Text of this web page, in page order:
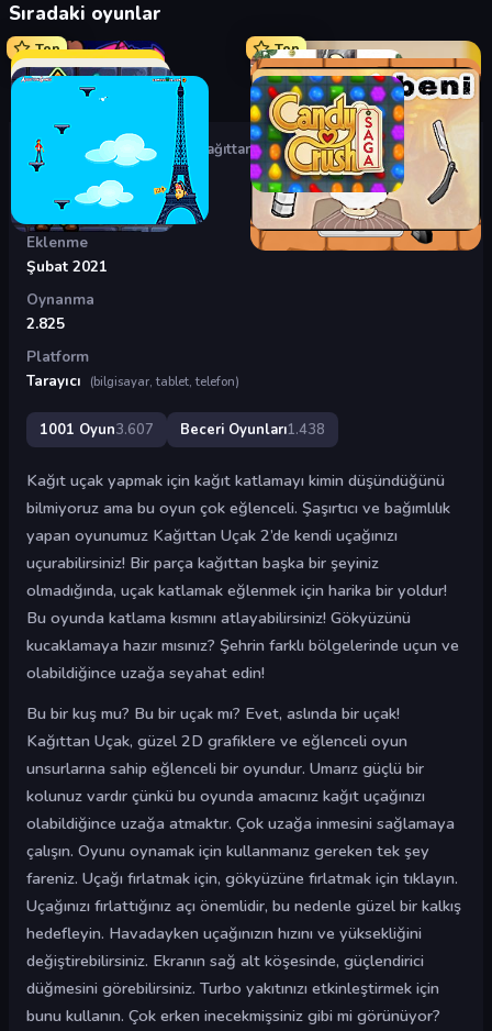
Sıradaki oyunlar
Top Top
Oyunlar Beceri Oyunları Kağıttan Uçak 2
Kağıttan Uçak 2
Eklenme
Şubat 2021
Oynanma
2.825
Platform
Tarayıcı
(bilgisayar, tablet, telefon)
1001 Oyun3.607 Beceri Oyunları1.438
Kağıt uçak yapmak için kağıt katlamayı kimin düşündüğünü
bilmiyoruz ama bu oyun çok eğlenceli. Şaşırtıcı ve bağımlılık
yapan oyunumuz Kağıttan Uçak 2’de kendi uçağınızı
uçurabilirsiniz! Bir parça kağıttan başka bir şeyiniz
olmadığında, uçak katlamak eğlenmek için harika bir yoldur!
Bu oyunda katlama kısmını atlayabilirsiniz! Gökyüzünü
kucaklamaya hazır mısınız? Şehrin farklı bölgelerinde uçun ve
olabildiğince uzağa seyahat edin!
Bu bir kuş mu? Bu bir uçak mı? Evet, aslında bir uçak!
Kağıttan Uçak, güzel 2D grafiklere ve eğlenceli oyun
unsurlarına sahip eğlenceli bir oyundur. Umarız güçlü bir
kolunuz vardır çünkü bu oyunda amacınız kağıt uçağınızı
olabildiğince uzağa atmaktır. Çok uzağa inmesini sağlamaya
çalışın. Oyunu oynamak için kullanmanız gereken tek şey
fareniz. Uçağı fırlatmak için, gökyüzüne fırlatmak için tıklayın.
Uçağınızı fırlattığınız açı önemlidir, bu nedenle güzel bir kalkış
hedefleyin. Havadayken uçağınızın hızını ve yüksekliğini
değiştirebilirsiniz. Ekranın sağ alt köşesinde, güçlendirici
düğmesini görebilirsiniz. Turbo yakıtınızı etkinleştirmek için
bunu kullanın. Çok erken inecekmişsiniz gibi mi görünüyor?